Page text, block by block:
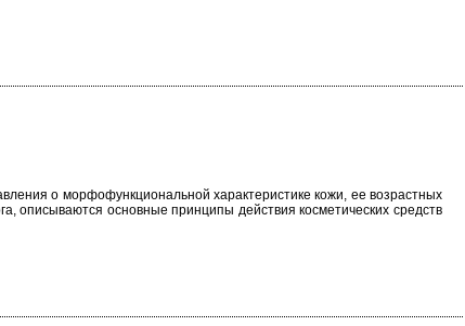
о морфофункциональной характеристике кожи, ее возрастных
описываются основные принципы действия косметических средств